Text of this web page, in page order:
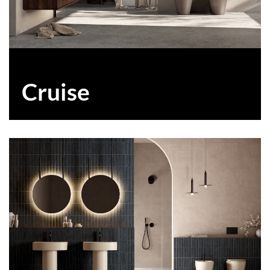
Cruise